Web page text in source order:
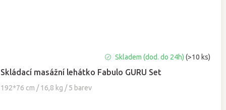
Skládací masážní lehátko Fabulo GURU Set
192*76 cm / 16,8 kg / 5 barev
hodnocení
produktu
je
Skladem (dod. do 24h)(>10 ks)